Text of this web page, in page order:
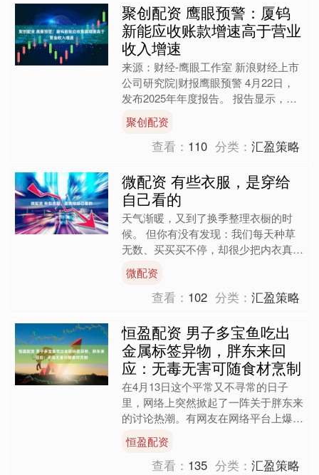
聚创配资 鹰眼预警：厦钨
新能应收账款增速高于营业
收入增速
来源：财经-鹰眼工作室 新浪财经上市
公司研究院|财报鹰眼预警 4月22日，
发布2025年年度报告。 报告显示，公
司2025年全年营业收入为198.8亿元，
同比增....
聚创配资
查看： 110 分类：汇盈策略
微配资 有些衣服，是穿给
自己看的
天气渐暖，又到了换季整理衣橱的时
候。 但你有没有发现：我们每天种草
无数、买买买不停，却很少把内衣真正
列入“必购清单”。外衣的光鲜也许是穿
给别人看的，但一件好内衣....
微配资
查看： 102 分类：汇盈策略
恒盈配资 男子多宝鱼吃出
金属标签异物，胖东来回
应：无毒无害可随食材烹制
在4月13日这个平常又不寻常的日子
里，网络上突然掀起了一阵关于胖东来
的讨论热潮。有网友在网络平台上爆
料，他的妻子在胖东来购买了一条多宝
鱼。一家人围坐在餐桌前，享....
恒盈配资
查看： 135 分类：汇盈策略